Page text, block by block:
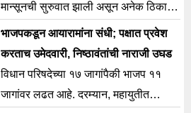
मान्सूनची सुरुवात झाली असून अनेक ठिकाणी
विजांसह वादळी पाऊस पाहायला मिळत आहे.
भाजपकडून आयारामांना संधी; पक्षात प्रवेश
करताच उमेदवारी, निष्ठावंतांची नाराजी उघड
विधान परिषदेच्या १७ जागांपैकी भाजप ११
जागांवर लढत आहे. दरम्यान, महायुतीत